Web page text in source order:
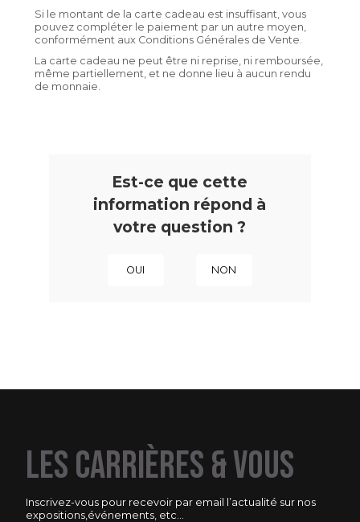
Si le montant de la carte cadeau est insuffisant, vous
pouvez compléter le paiement par un autre moyen,
conformément aux Conditions Générales de Vente.
La carte cadeau ne peut être ni reprise, ni remboursée,
même partiellement, et ne donne lieu à aucun rendu
de monnaie.
Est-ce que cette
information répond à
votre question ?
OUI NON
LES CARRIÈRES & VOUS
Inscrivez-vous pour recevoir par email l’actualité sur nos
expositions, événements, etc...